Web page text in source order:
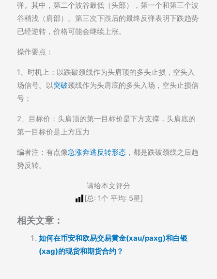
弹。其中，第二个波谷最低（头部），第一个和第三个波
谷稍浅（肩部）。第三次下跌后的最终反弹表明下跌趋势
已经逆转，价格可能会继续上涨。
操作要点：
1、时机上：以跌破颈线作为头肩顶的多头止损，空头入
场信号。以突破颈线作为头肩底的多头入场，空头止损信
号；
2、目标价：头肩顶的第一目标价是下方支撑，头肩底的
第一目标价是上方压力
编者注：有点像急涨奔逃反转形态 ，都是跌破颈线之后趋
势反转。
请给本文评分
[总: 1个 平均: 5星]
相关文章：
如何在币安和欧易交易黄金(xau/paxg)和白银
(xag)的现货和期货合约？